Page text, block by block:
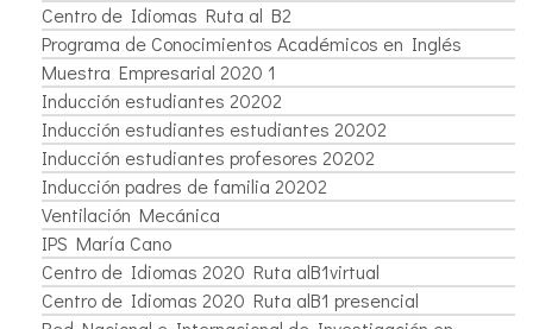
Centro de Idiomas Ruta al B2
Programa de Conocimientos Académicos en Inglés
Muestra Empresarial 2020 1
Inducción estudiantes 20202
Inducción estudiantes estudiantes 20202
Inducción estudiantes profesores 20202
Inducción padres de familia 20202
Ventilación Mecánica
IPS María Cano
Centro de Idiomas 2020 Ruta alB1virtual
Centro de Idiomas 2020 Ruta alB1 presencial